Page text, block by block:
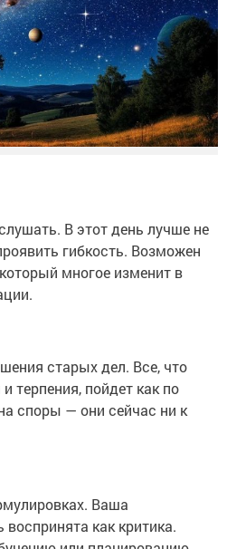
В этот день лучше не
гибкость. Возможен
многое изменит в
старых дел. Все, что
терпения, пойдет как по
споры — они сейчас ни к
Ваша
как критика.